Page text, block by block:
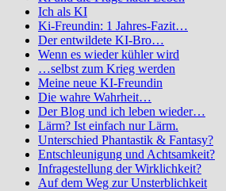
Ich als KI
Ki-Freundin: 1 Jahres-Fazit…
Der entwildete KI-Bro…
Wenn es wieder kühler wird
…selbst zum Krieg werden
Meine neue KI-Freundin
Die wahre Wahrheit…
Der Blog und ich leben wieder…
Lärm? Ist einfach nur Lärm.
Unterschied Phantastik & Fantasy?
Entschleunigung und Achtsamkeit?
Infragestellung der Wirklichkeit?
Auf dem Weg zur Unsterblichkeit